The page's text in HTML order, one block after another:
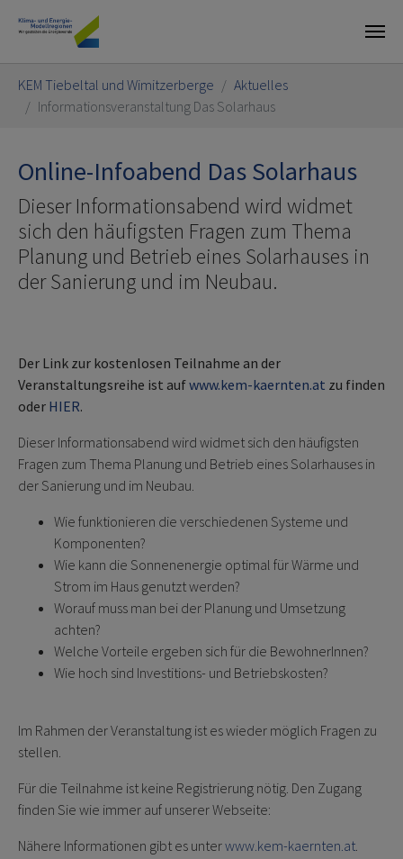
KEM Tiebeltal und Wimitzerberge
Aktuelles
Informationsveranstaltung Das Solarhaus
Online-Infoabend Das Solarhaus
Dieser Informationsabend wird widmet
sich den häufigsten Fragen zum Thema
Planung und Betrieb eines Solarhauses in
der Sanierung und im Neubau.
Der Link zur kostenlosen Teilnahme an der
Veranstaltungsreihe ist aufwww.kem-kaernten.at zu finden
oder HIER.
Dieser Informationsabend wird widmet sich den häufigsten
Fragen zum Thema Planung und Betrieb eines Solarhauses in
der Sanierung und im Neubau.
Wie funktionieren die verschiedenen Systeme und
Komponenten?
Wie kann die Sonnenenergie optimal für Wärme und
Strom im Haus genutzt werden?
Worauf muss man bei der Planung und Umsetzung
achten?
Welche Vorteile ergeben sich für die BewohnerInnen?
Wie hoch sind Investitions- und Betriebskosten?
Im Rahmen der Veranstaltung ist es wieder möglich Fragen zu
stellen.
Für die Teilnahme ist keine Registrierung nötig. Den Zugang
finden Sie wie immer auf unserer Webseite:
Nähere Informationen gibt es unterwww.kem-kaernten.at.